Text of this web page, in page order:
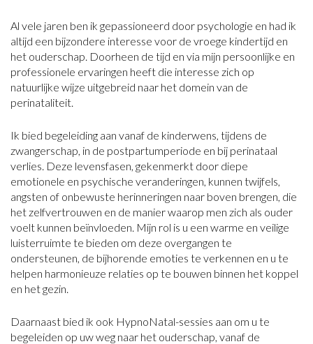
Al vele jaren ben ik gepassioneerd door psychologie en had ik
altijd een bijzondere interesse voor de vroege kindertijd en
het ouderschap. Doorheen de tijd en via mijn persoonlijke en
professionele ervaringen heeft die interesse zich op
natuurlijke wijze uitgebreid naar het domein van de
perinataliteit.
Ik bied begeleiding aan vanaf de kinderwens, tijdens de
zwangerschap, in de postpartumperiode en bij perinataal
verlies. Deze levensfasen, gekenmerkt door diepe
emotionele en psychische veranderingen, kunnen twijfels,
angsten of onbewuste herinneringen naar boven brengen, die
het zelfvertrouwen en de manier waarop men zich als ouder
voelt kunnen beïnvloeden. Mijn rol is u een warme en veilige
luisterruimte te bieden om deze overgangen te
ondersteunen, de bijhorende emoties te verkennen en u te
helpen harmonieuze relaties op te bouwen binnen het koppel
en het gezin.
Daarnaast bied ik ook HypnoNatal-sessies aan om u te
begeleiden op uw weg naar het ouderschap, vanaf de